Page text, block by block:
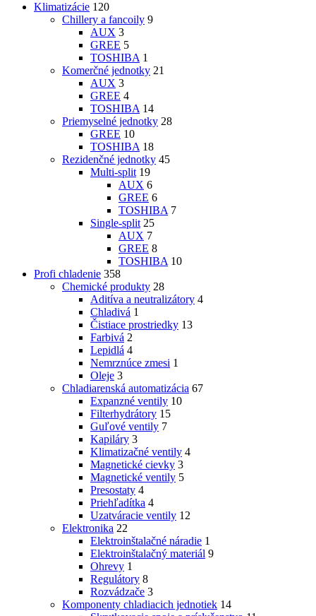
Klimatizácie 120
Chillery a fancoily 9
AUX 3
GREE 5
TOSHIBA 1
Komerčné jednotky 21
AUX 3
GREE 4
TOSHIBA 14
Priemyselné jednotky 28
GREE 10
TOSHIBA 18
Rezidenčné jednotky 45
Multi-split 19
AUX 6
GREE 6
TOSHIBA 7
Single-split 25
AUX 7
GREE 8
TOSHIBA 10
Profi chladenie 358
Chemické produkty 28
Aditíva a neutralizátory 4
Chladivá 1
Čistiace prostriedky 13
Farbivá 2
Lepidlá 4
Nemrznúce zmesi 1
Oleje 3
Chladiarenská automatizácia 67
Expanzné ventily 10
Filterhydrátory 15
Guľové ventily 7
Kapiláry 3
Klimatizačné ventily 4
Magnetické cievky 3
Magnetické ventily 5
Presostaty 4
Priehľadítka 4
Uzatváracie ventily 12
Elektronika 22
Elektroinštalačné náradie 1
Elektroinštalačný materiál 9
Ohrevy 1
Regulátory 8
Rozvádzače 3
Komponenty chladiacich jednotiek 14